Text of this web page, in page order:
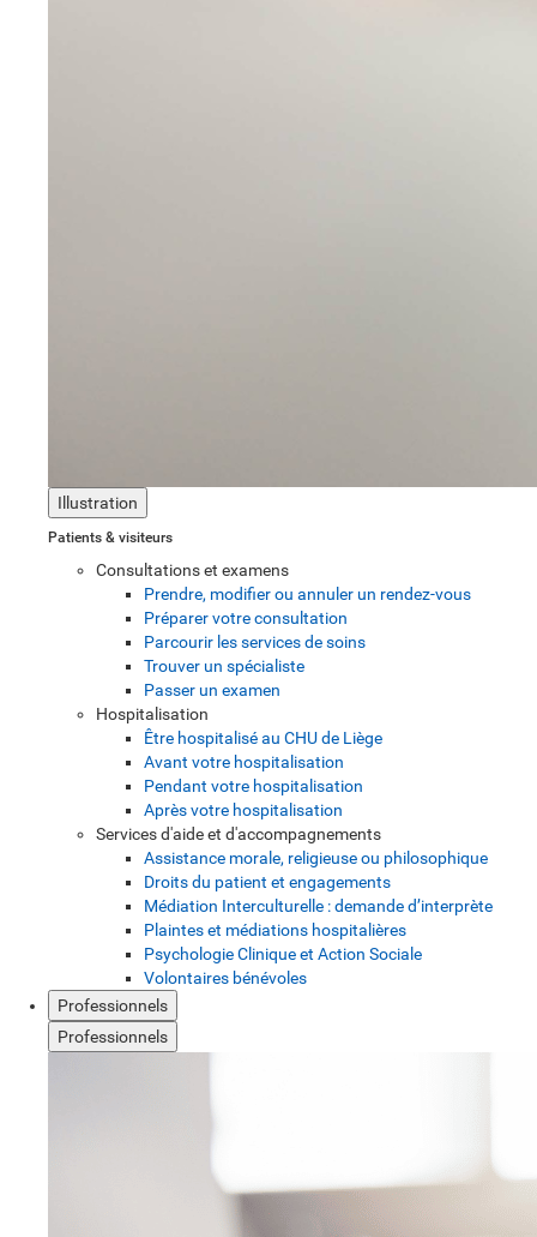
Illustration
Patients & visiteurs
Consultations et examens
Prendre, modifier ou annuler un rendez-vous
Préparer votre consultation
Parcourir les services de soins
Trouver un spécialiste
Passer un examen
Hospitalisation
Être hospitalisé au CHU de Liège
Avant votre hospitalisation
Pendant votre hospitalisation
Après votre hospitalisation
Services d'aide et d'accompagnements
Assistance morale, religieuse ou philosophique
Droits du patient et engagements
Médiation Interculturelle : demande d’interprète
Plaintes et médiations hospitalières
Psychologie Clinique et Action Sociale
Volontaires bénévoles
Professionnels
Professionnels